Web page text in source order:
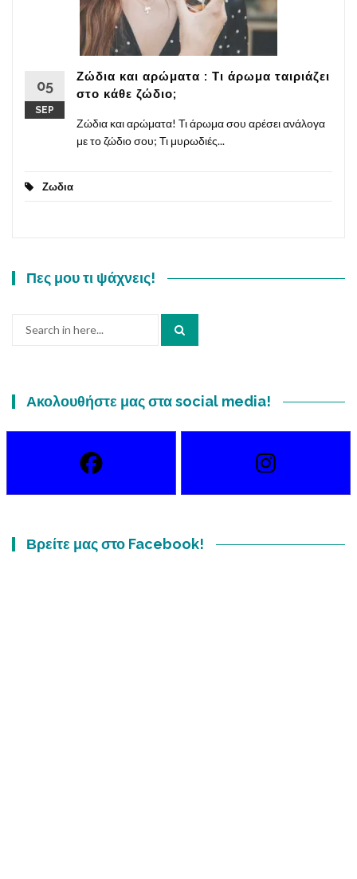
05
SEP
Ζώδια και αρώματα : Τι άρωμα ταιριάζει
στο κάθε ζώδιο;
Ζώδια και αρώματα! Τι άρωμα σου αρέσει ανάλογα
με το ζώδιο σου; Τι μυρωδιές...
Ζωδια
Πες μου τι ψάχνεις!
Ακολουθήστε μας στα social media!
Βρείτε μας στο Facebook!